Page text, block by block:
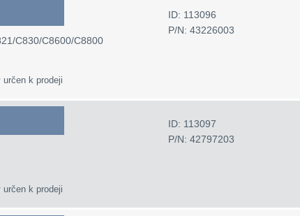
C830/C8600/C8800
k prodeji
ID: 113096
P/N: 43226003
k prodeji
ID: 113097
P/N: 42797203